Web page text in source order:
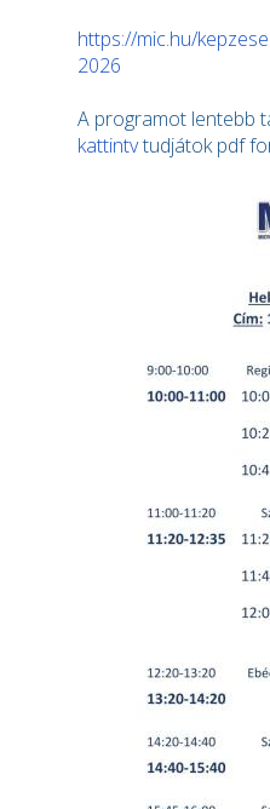
https://mic.hu/
2026
A programot lentebb
kattintvtudjátok pdf